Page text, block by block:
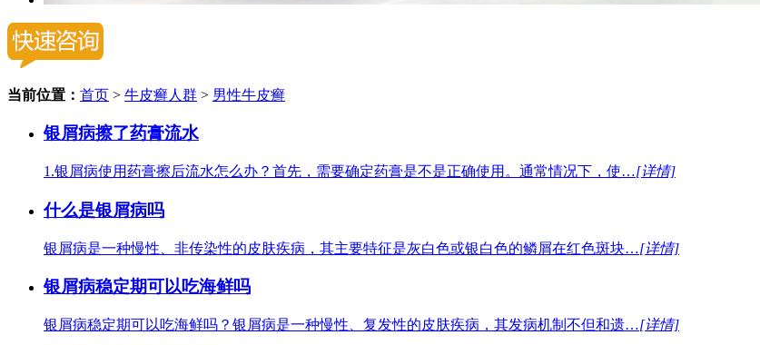
当前位置： 首页 > 牛皮癣人群 > 男性牛皮癣
银屑病擦了药膏流水
1.银屑病使用药膏擦后流水怎么办？首先，需要确定药膏是不是正确使用。通常情况下，使…[详情]
什么是银屑病吗
银屑病是一种慢性、非传染性的皮肤疾病，其主要特征是灰白色或银白色的鳞屑在红色斑块…[详情]
银屑病稳定期可以吃海鲜吗
银屑病稳定期可以吃海鲜吗？银屑病是一种慢性、复发性的皮肤疾病，其发病机制不但和遗…[详情]